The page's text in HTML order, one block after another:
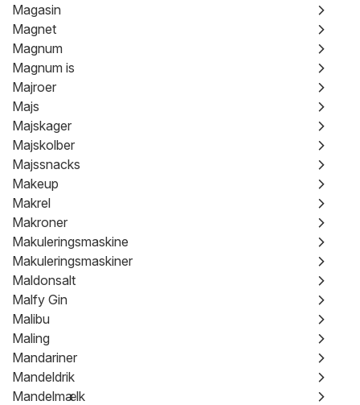
Magasin
Magnet
Magnum
Magnum is
Majroer
Majs
Majskager
Majskolber
Majssnacks
Makeup
Makrel
Makroner
Makuleringsmaskine
Makuleringsmaskiner
Maldonsalt
Malfy Gin
Malibu
Maling
Mandariner
Mandeldrik
Mandelmælk